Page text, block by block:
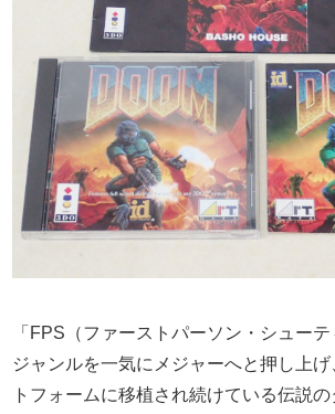
「FPS（ファーストパーソン・シュー
ジャンルを一気にメジャーへと押し上
トフォームに移植され続けている伝説